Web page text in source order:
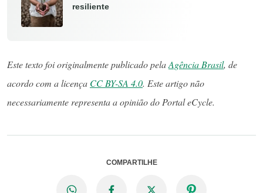
resiliente
Este texto foi originalmente publicado pelaAgência Brasil, de
acordo com a licença CC BY-SA 4.0. Este artigo não
necessariamente representa a opinião do Portal eCycle.
COMPARTILHE